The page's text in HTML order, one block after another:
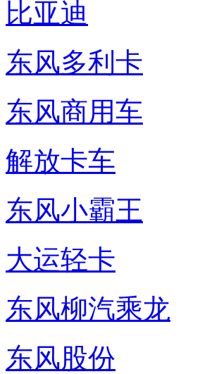
比亚迪
东风多利卡
东风商用车
解放卡车
东风小霸王
大运轻卡
东风柳汽乘龙
东风股份